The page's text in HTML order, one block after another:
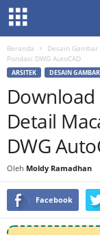
Beranda Desain Gambar
Pondasi DWG AutoCAD
ARSITEK DESAIN GAMBAR
Detail
DWG
Oleh Moldy Ramadhan
Facebook